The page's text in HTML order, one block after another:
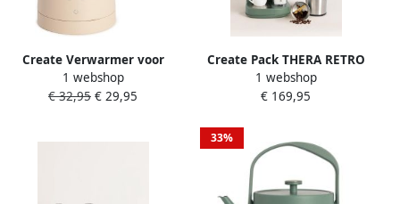
Create Verwarmer voor
melkopschuimer MILK
FROTHER STUDIO
1 webshop
€ 32,95 € 29,95
Create Pack THERA RETRO
PRO Halfautomatische
espressomachine + MILL
kruidenmolen Salie
1 webshop
€ 169,95
33%